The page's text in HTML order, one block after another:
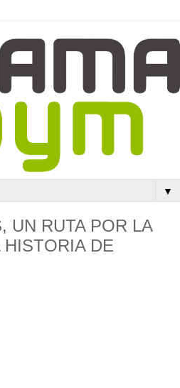
▼
UN RUTA POR LA
DE